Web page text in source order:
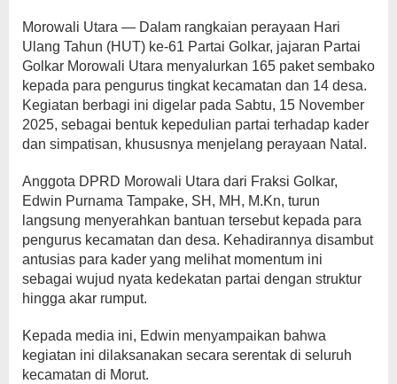
Morowali Utara — Dalam rangkaian perayaan Hari
Ulang Tahun (HUT) ke-61 Partai Golkar, jajaran Partai
Golkar Morowali Utara menyalurkan 165 paket sembako
kepada para pengurus tingkat kecamatan dan 14 desa.
Kegiatan berbagi ini digelar pada Sabtu, 15 November
2025, sebagai bentuk kepedulian partai terhadap kader
dan simpatisan, khususnya menjelang perayaan Natal.
Anggota DPRD Morowali Utara dari Fraksi Golkar,
Edwin Purnama Tampake, SH, MH, M.Kn, turun
langsung menyerahkan bantuan tersebut kepada para
pengurus kecamatan dan desa. Kehadirannya disambut
antusias para kader yang melihat momentum ini
sebagai wujud nyata kedekatan partai dengan struktur
hingga akar rumput.
Kepada media ini, Edwin menyampaikan bahwa
kegiatan ini dilaksanakan secara serentak di seluruh
kecamatan di Morut.